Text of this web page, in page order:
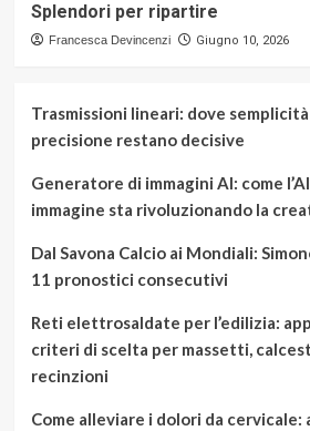
Splendori per ripartire
Francesca Devincenzi Giugno 10, 2026
Trasmissioni lineari: dove
precisione restano decisive
Generatore di immagini AI: come
immagine sta rivoluzionando la
Dal Savona Calcio ai Mondiali:
11 pronostici consecutivi
Reti elettrosaldate per l’edilizia:
criteri di scelta per massetti,
recinzioni
Come alleviare i dolori da cervicale: